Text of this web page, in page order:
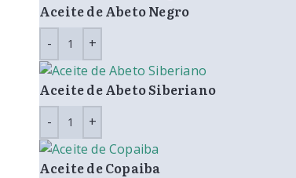
Aceite de Abeto Negro
Aceite de Abeto Siberiano
Aceite de Copaiba